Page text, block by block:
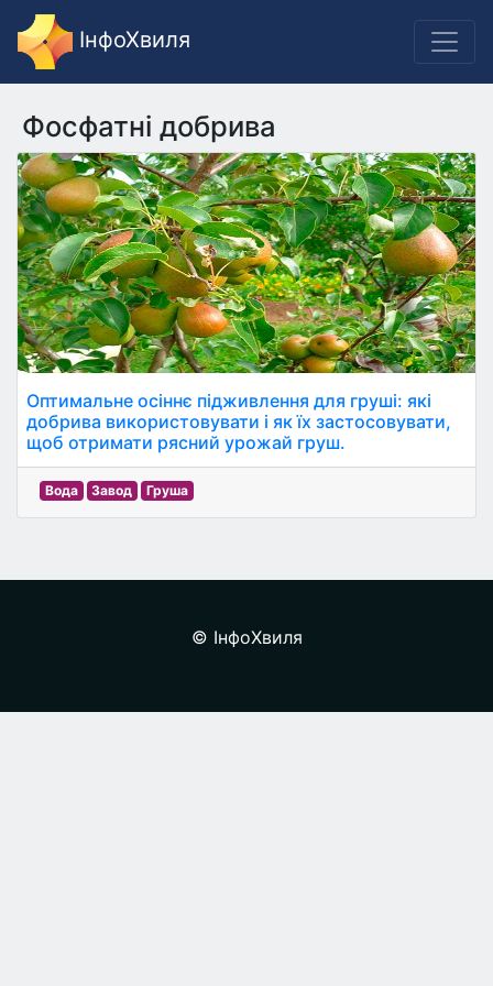
ІнфоХвиля
Фосфатні добрива
Оптимальне осіннє підживлення для груші: які
добрива використовувати і як їх застосовувати,
щоб отримати рясний урожай груш.
Вода Завод Груша
© ІнфоХвиля